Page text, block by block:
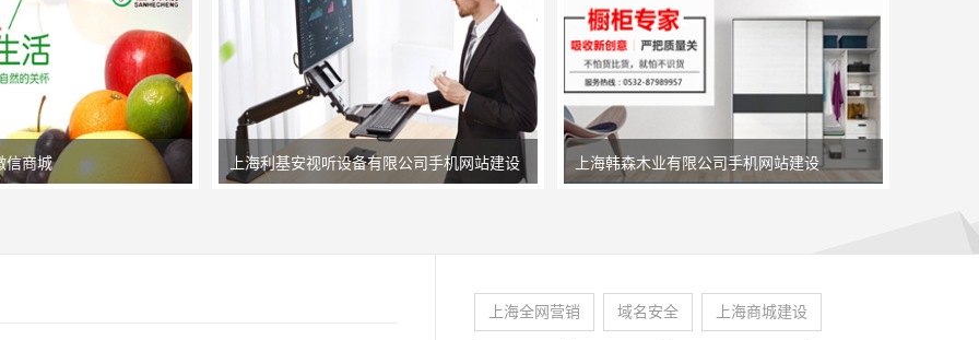
信商城 上海利基安视听设备有限公司手机网站建设 上海韩森木业有限公司手机网站建设
上海全网营销 域名安全 上海商城建设